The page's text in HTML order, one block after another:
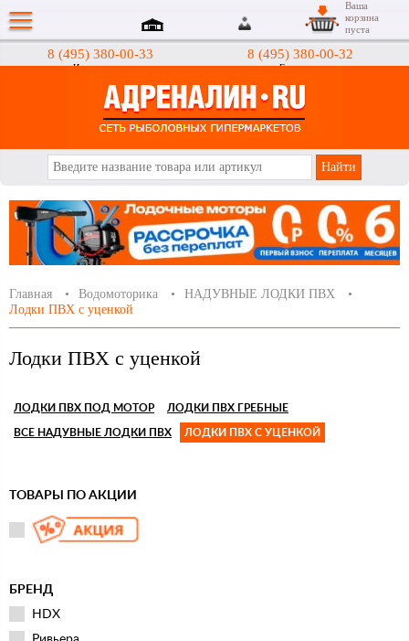
8 (495) 380-00-33
Интернет-магазин
8 (495) 380-00-32
Гипермаркеты
Ваша
корзина
пуста
Главная Водомоторика
НАДУВНЫЕ ЛОДКИ ПВХ
Лодки ПВХ с уценкой
Лодки ПВХ с уценкой
ЛОДКИ ПВХ ПОД МОТОР ЛОДКИ ПВХ ГРЕБНЫЕ
ВСЕ НАДУВНЫЕ ЛОДКИ ПВХ ЛОДКИ ПВХ С УЦЕНКОЙ
ТОВАРЫ ПО АКЦИИ
БРЕНД
HDX